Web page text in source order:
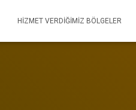
HIZMET VERDIĞIMIZ BÖLGELER